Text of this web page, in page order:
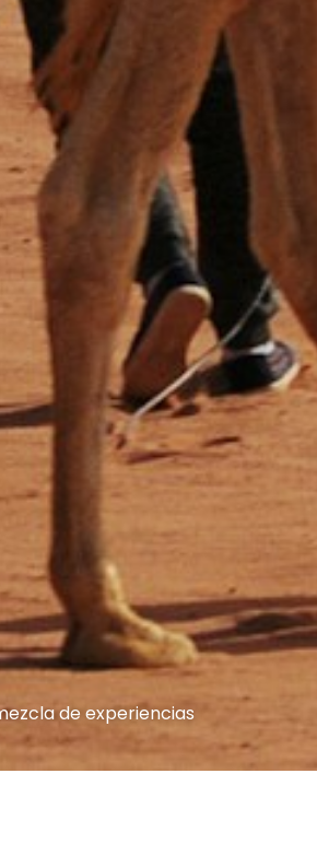
de experiencias